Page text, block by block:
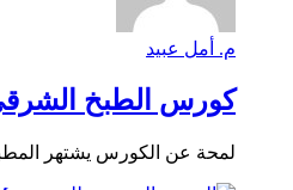
م. أمل عبيد
كورس الطبخ
لمحة عن الكورس يشتهر